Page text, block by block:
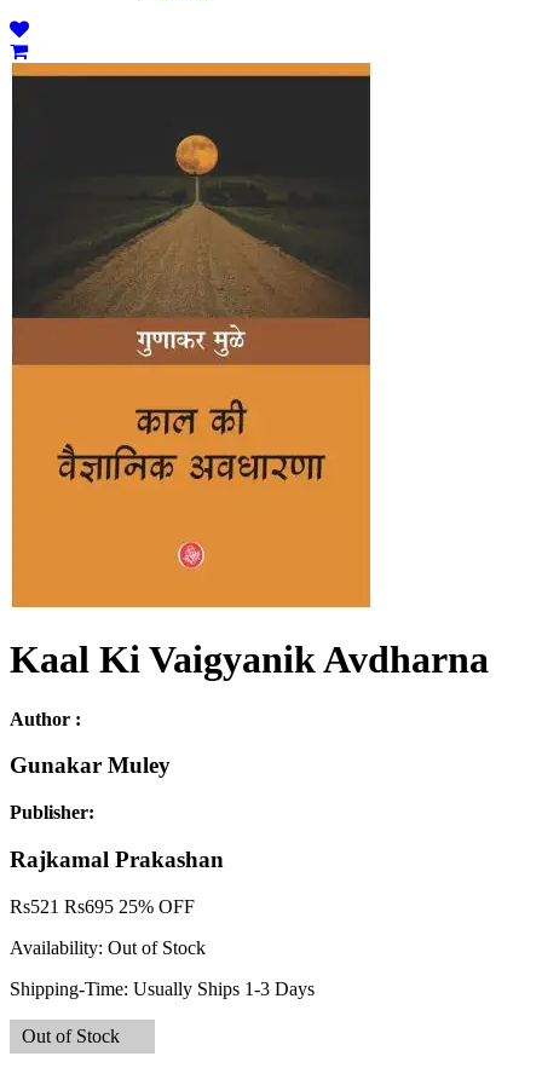
Kaal Ki Vaigyanik Avdharna
Author :
Gunakar Muley
Publisher:
Rajkamal Prakashan
Rs521 Rs695 25% OFF
Availability: Out of Stock
Shipping-Time: Usually Ships 1-3 Days
Out of Stock